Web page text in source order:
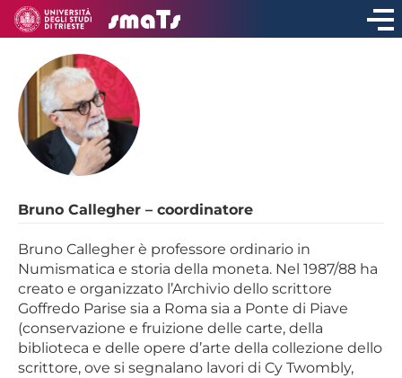
Bruno Callegher – coordinatore
Bruno Callegher è professore ordinario in
Numismatica e storia della moneta. Nel 1987/88 ha
creato e organizzato l’Archivio dello scrittore
Goffredo Parise sia a Roma sia a Ponte di Piave
(conservazione e fruizione delle carte, della
biblioteca e delle opere d’arte della collezione dello
scrittore, ove si segnalano lavori di Cy Twombly,